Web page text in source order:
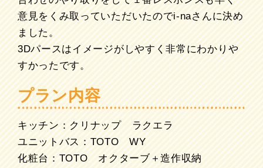
意見をくみ取っていただいたのでi-naさんに決め
ました。
3Dパースはイメージがしやすく非常にわかりや
すかったです。
プラン内容
キッチン：クリナップ ラクエラ
ユニットバス：TOTO WY
化粧台：TOTO オクターブ＋造作収納